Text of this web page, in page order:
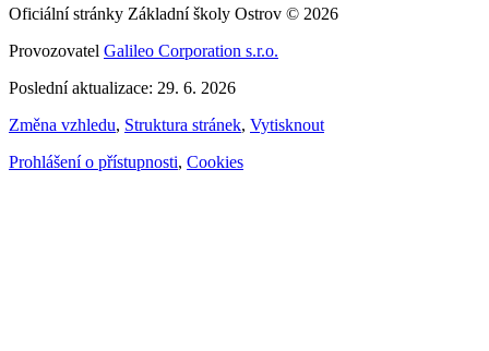
Oficiální stránky Základní školy Ostrov © 2026
Provozovatel Galileo Corporation s.r.o.
Poslední aktualizace: 29. 6. 2026
Změna vzhledu, Struktura stránek, Vytisknout
Prohlášení o přístupnosti, Cookies